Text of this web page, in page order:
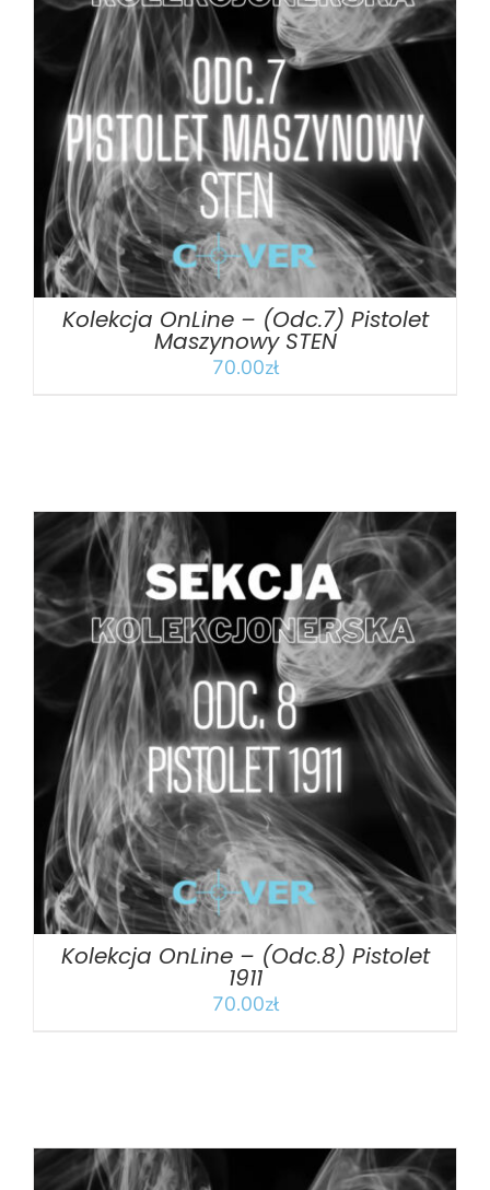
DODAJ DO KOSZYKA / SZCZEGÓŁY
Kolekcja OnLine – (Odc.7) Pistolet
Maszynowy STEN
70.00zł
DODAJ DO KOSZYKA SZCZEGÓŁY
Kolekcja OnLine – (Odc.8) Pistolet
1911
70.00zł